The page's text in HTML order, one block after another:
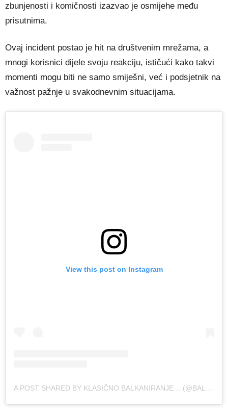
zbunjenosti i komičnosti izazvao je osmijehe među
prisutnima.
Ovaj incident postao je hit na društvenim mrežama, a
mnogi korisnici dijele svoju reakciju, ističući kako takvi
momenti mogu biti ne samo smiješni, već i podsjetnik na
važnost pažnje u svakodnevnim situacijama.
View this post on Instagram
A POST SHARED BY KLASIČNO BALKANIRANJE… (@BALKANIRANJE)